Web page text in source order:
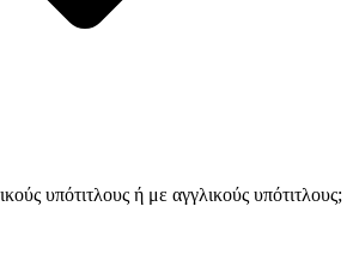
υπότιτλους ή με αγγλικούς υπότιτλους;